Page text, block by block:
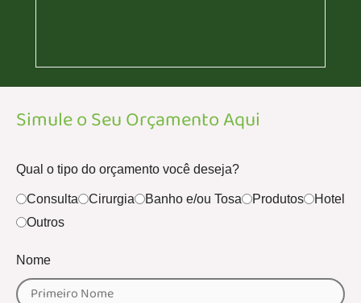
Simule o Seu Orçamento Aqui
Qual o tipo do orçamento você deseja?
Consulta Cirurgia Banho e/ou Tosa Produtos
Hotel
Outros
Nome